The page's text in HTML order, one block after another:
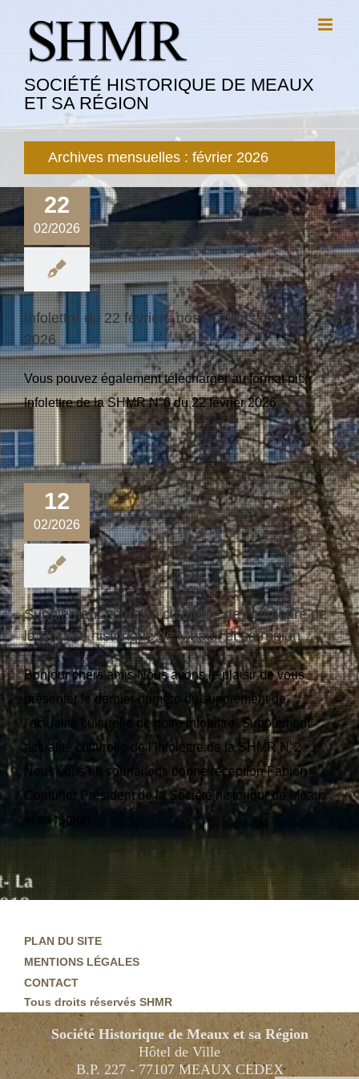
Passer
au
contenu
SOCIÉTÉ HISTORIQUE DE MEAUX
ET SA RÉGION
Archives mensuelles : février 2026
22
02/2026
Infolettre du 22 février : nos activités de mars
2026
Vous pouvez également télécharger au format pif:
Infolettre de la SHMR N°6 du 22 février 2026
12
02/2026
Supplément actualité culturelle de l’Infolettre de
la Société historique de Meaux et sa région
Bonjour chers amis Nous avons le plaisir de vous
présenter le dernier numéro du supplément de
l'actualité culturelle de notre infolettre Supplément
actualité culturelle de l’Infolettre de la SHMR N°2
Nous vous en souhaitons bonne réception Fabien
Couturier Président de la Société historiqur de Meaux
et sa région
PLAN DU SITE
MENTIONS LÉGALES
CONTACT
Tous droits réservés SHMR
Société Historique de Meaux et sa Région
Hôtel de Ville
B.P. 227 - 77107 MEAUX CEDEX